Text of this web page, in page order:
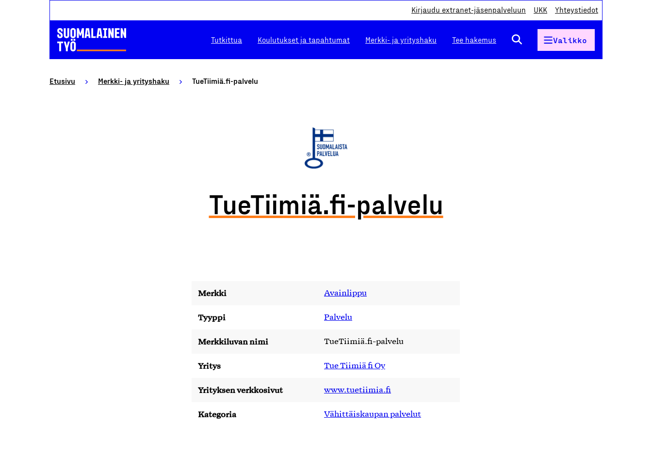
Kirjaudu extranet-jäsenpalveluun UKK Yhteystiedot
Tutkittua Koulutukset ja tapahtumat Merkki- ja yrityshaku Tee hakemus Valikko
Etusivu Merkki- ja yrityshaku TueTiimiä.fi-palvelu
TueTiimiä.fi-palvelu
Merkki Avainlippu
Tyyppi Palvelu
Merkkiluvan nimi TueTiimiä.fi-palvelu
Yritys Tue Tiimiä fi Oy
Yrityksen verkkosivut www.tuetiimia.fi
Kategoria Vähittäiskaupan palvelut